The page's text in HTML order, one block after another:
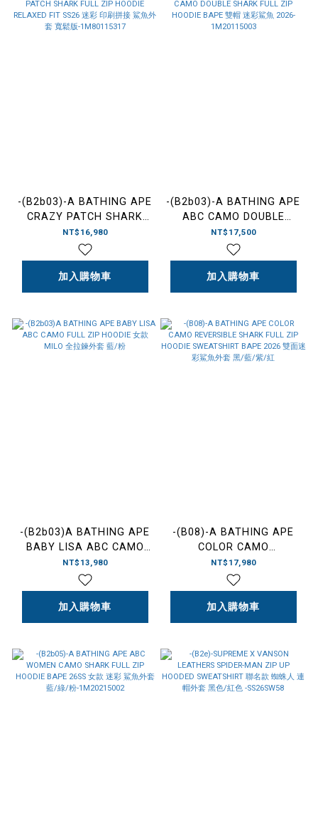
-(B2b03)-A BATHING APE
CRAZY PATCH SHARK
FULL ZIP HOODIE
RELAXED FIT SS26 迷彩
印刷拼接 鯊魚外套 寬鬆
版-1M80115317
NT$16,980
加入購物車
-(B2b03)-A BATHING APE
ABC CAMO DOUBLE
SHARK FULL ZIP HOODIE
BAPE 雙帽 迷彩鯊魚 2026-
1M20115003
NT$17,500
加入購物車
-(B2b03)A BATHING APE
BABY LISA ABC CAMO
FULL ZIP HOODIE 女款
MILO 全拉鍊外套 藍/粉
NT$13,980
加入購物車
-(B08)-A BATHING APE
COLOR CAMO
REVERSIBLE SHARK FULL
ZIP HOODIE SWEATSHIRT
BAPE 2026 雙面迷彩鯊魚
外套 黑/藍/紫/紅
NT$17,980
加入購物車